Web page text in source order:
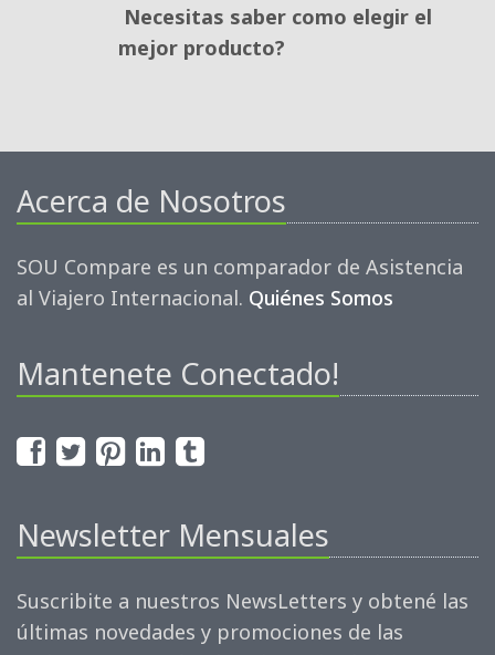
Necesitas saber como elegir el
mejor producto?
Acerca de Nosotros
SOU Compare es un comparador de Asistencia
al Viajero Internacional. Quiénes Somos
Mantenete Conectado!
Newsletter Mensuales
Suscribite a nuestros NewsLetters y obtené las
últimas novedades y promociones de las